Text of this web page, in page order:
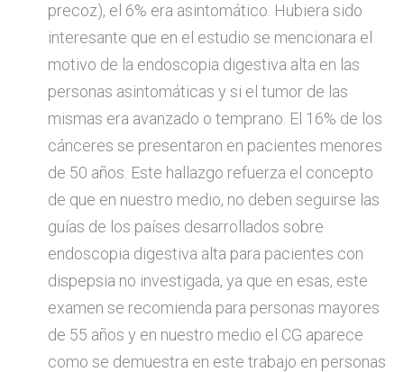
precoz), el 6% era asintomático. Hubiera sido
interesante que en el estudio se mencionara el
motivo de la endoscopia digestiva alta en las
personas asintomáticas y si el tumor de las
mismas era avanzado o temprano. El 16% de los
cánceres se presentaron en pacientes menores
de 50 años. Este hallazgo refuerza el concepto
de que en nuestro medio, no deben seguirse las
guías de los países desarrollados sobre
endoscopia digestiva alta para pacientes con
dispepsia no investigada, ya que en esas, este
examen se recomienda para personas mayores
de 55 años y en nuestro medio el CG aparece
como se demuestra en este trabajo en personas